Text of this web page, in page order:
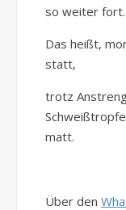
so weiter fort.
Das heißt,
statt,
trotz
matt.
Über den